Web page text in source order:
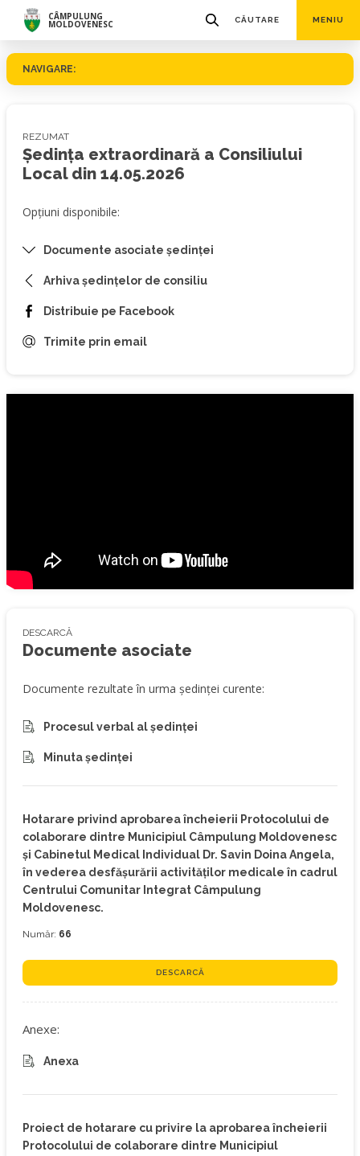
CÂMPULUNG
MOLDOVENESC CĂUTARE MENIU
NAVIGARE:
DESCARCĂ
Documente asociate
Documente rezultate în urma ședinței curente:
Procesul verbal al ședinței
Minuta ședinței
Hotarare privind aprobarea încheierii Protocolului de
colaborare dintre Municipiul Câmpulung Moldovenesc
și Cabinetul Medical Individual Dr. Savin Doina Angela,
în vederea desfășurării activităților medicale în cadrul
Centrului Comunitar Integrat Câmpulung
Moldovenesc.
Număr: 66
DESCARCĂ
Anexe:
Anexa
Proiect de hotarare cu privire la aprobarea încheierii
Protocolului de colaborare dintre Municipiul
REZUMAT
Ședința extraordinară a Consiliului
Local din 14.05.2026
Opțiuni disponibile:
Documente asociate ședinței
Arhiva ședințelor de consiliu
Distribuie pe Facebook
Trimite prin email